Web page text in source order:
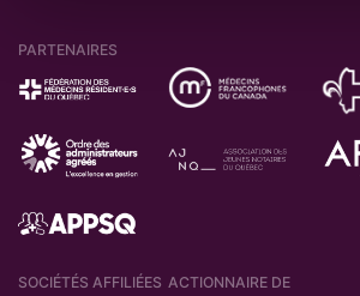
PARTENAIRES
SOCIÉTÉS AFFILIÉES ACTIONNAIRE DE